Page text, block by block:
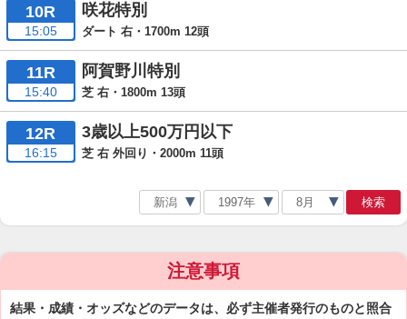
10R
15:05
咲花特別
ダート 右・1700m 12頭
11R
15:40
阿賀野川特別
芝 右・1800m 13頭
12R
16:15
3歳以上500万円以下
芝 右 外回り・2000m 11頭
検索
注意事項
結果・成績・オッズなどのデータは、必ず主催者発行のものと照合